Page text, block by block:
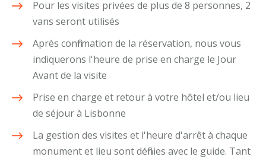
Pour les visites privées de plus de 8 personnes, 2
vans seront utilisés
Après confirmation de la réservation, nous vous
indiquerons l'heure de prise en charge le Jour
Avant de la visite
Prise en charge et retour à votre hôtel et/ou lieu
de séjour à Lisbonne
La gestion des visites et l'heure d'arrêt à chaque
monument et lieu sont définies avec le guide. Tant